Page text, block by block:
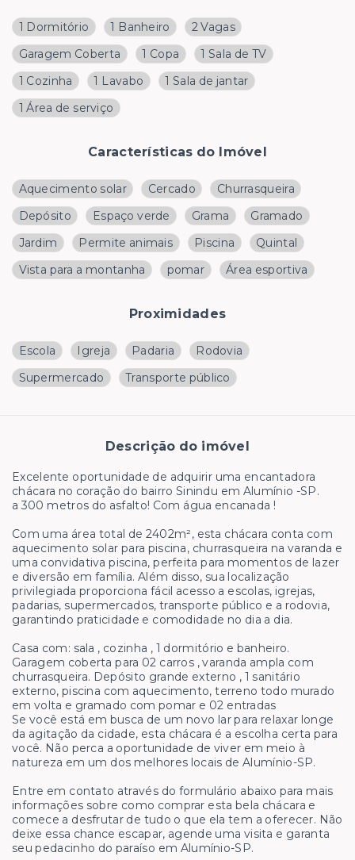
1 Dormitório 1 Banheiro
2 Vagas
Garagem Coberta
1 Copa
1 Sala de TV
1 Cozinha
1 Lavabo
1 Sala de jantar
1 Área de serviço
Características do Imóvel
Aquecimento solar Cercado
Churrasqueira
Depósito
Espaço verde Grama
Gramado
Jardim
Permite animais Piscina
Quintal
Vista para a montanha
pomar Área esportiva
Proximidades
Escola Igreja Padaria
Rodovia
Supermercado
Transporte público
Descrição do imóvel
Excelente oportunidade de adquirir uma encantadora
chácara no coração do bairro Sinindu em Alumínio -SP.
a 300 metros do asfalto! Com água encanada !
Com uma área total de 2402m², esta chácara conta com
aquecimento solar para piscina, churrasqueira na varanda e
uma convidativa piscina, perfeita para momentos de lazer
e diversão em família. Além disso, sua localização
privilegiada proporciona fácil acesso a escolas, igrejas,
padarias, supermercados, transporte público e a rodovia,
garantindo praticidade e comodidade no dia a dia.
Casa com: sala , cozinha , 1 dormitório e banheiro.
Garagem coberta para 02 carros , varanda ampla com
churrasqueira. Depósito grande externo , 1 sanitário
externo, piscina com aquecimento, terreno todo murado
em volta e gramado com pomar e 02 entradas
Se você está em busca de um novo lar para relaxar longe
da agitação da cidade, esta chácara é a escolha certa para
você. Não perca a oportunidade de viver em meio à
natureza em um dos melhores locais de Alumínio-SP.
Entre em contato através do formulário abaixo para mais
informações sobre como comprar esta bela chácara e
comece a desfrutar de tudo o que ela tem a oferecer. Não
deixe essa chance escapar, agende uma visita e garanta
seu pedacinho do paraíso em Alumínio-SP.